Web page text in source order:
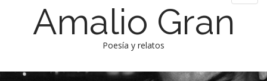
Amalio Gran
Poesía y relatos
M